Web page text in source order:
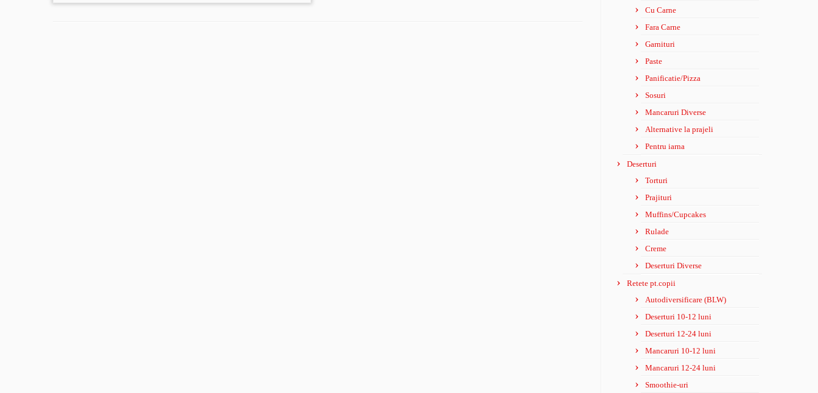
Cu Carne
Fara Carne
Garnituri
Paste
Panificatie/Pizza
Sosuri
Mancaruri Diverse
Alternative la prajeli
Pentru iarna
Deserturi
Torturi
Prajituri
Muffins/Cupcakes
Rulade
Creme
Deserturi Diverse
Retete pt.copii
Autodiversificare (BLW)
Deserturi 10-12 luni
Deserturi 12-24 luni
Mancaruri 10-12 luni
Mancaruri 12-24 luni
Smoothie-uri